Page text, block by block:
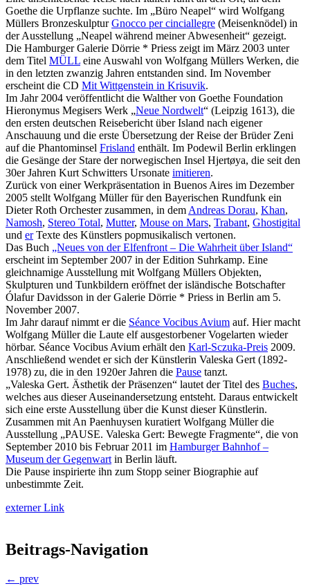
Goethe die Urpflanze suchte. Im „Büro Neapel“ wird Wolfgang
Müllers BronzeskulpturGnocco per cinciallegre (Meisenknödel) in
der Ausstellung „Neapel während meiner Abwesenheit“ gezeigt.
Die Hamburger Galerie Dörrie * Priess zeigt im März 2003 unter
dem Titel MÜLL eine Auswahl von Wolfgang Müllers Werken, die
in den letzten zwanzig Jahren entstanden sind. Im November
erscheint die CD Mit Wittgenstein in Krisuvik.
Im Jahr 2004 veröffentlicht die Walther von Goethe Foundation
Hieronymus Megisers Werk „Neue Nordwelt“ (Leipzig 1613), die
den ersten deutschen Reisebericht über Island nach eigener
Anschauung und die erste Übersetzung der Reise der Brüder Zeni
auf die Phantominsel Frisland enthält. Im Podewil Berlin erklingen
die Gesänge der Stare der norwegischen Insel Hjertøya, die seit den
30er Jahren Kurt Schwitters Ursonate imitieren.
Zurück von einer Werkpräsentation in Buenos Aires im Dezember
2005 stellt Wolfgang Müller für den Bayerischen Rundfunk ein
Dieter Roth Orchester zusammen, in dem Andreas Dorau, Khan,
Namosh, Stereo Total, Mutter, Mouse on Mars, Trabant, Ghostigital
und erTexte des Künstlers popmusikalisch vertonen.
Das Buch „Neues von der Elfenfront – Die Wahrheit über Island“
erscheint im September 2007 in der Edition Suhrkamp. Eine
gleichnamige Ausstellung mit Wolfgang Müllers Objekten,
Skulpturen und Tunkbildern eröffnet der isländische Botschafter
Ólafur Davidsson in der Galerie Dörrie * Priess in Berlin am 5.
November 2007.
Im Jahr darauf nimmt er die Séance Vocibus Avium auf. Hier macht
Wolfgang Müller die Laute elf ausgestorbener Vogelarten wieder
hörbar. Séance Vocibus Avium erhält den Karl-Sczuka-Preis 2009.
Anschließend wendet er sich der Künstlerin Valeska Gert (1892-
1978) zu, die in den 1920er Jahren die Pause tanzt.
„Valeska Gert. Ästhetik der Präsenzen“ lautet der Titel des Buches,
welches aus dieser Auseinandersetzung entsteht. Daraus entwickelt
sich eine erste Ausstellung über die Kunst dieser Künstlerin.
Zusammen mit An Paenhuysen kuratiert Wolfgang Müller die
Ausstellung „PAUSE. Valeska Gert: Bewegte Fragmente“, die von
September 2010 bis Februar 2011 im Hamburger Bahnhof –
Museum der Gegenwart in Berlin läuft.
Die Pause inspirierte ihn zum Stopp seiner Biographie auf
unbestimmte Zeit.
externer Link
Beitrags-Navigation
← prev